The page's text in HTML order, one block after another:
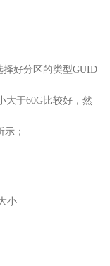
择好分区的类型GUID
大于60G比较好，然
示；